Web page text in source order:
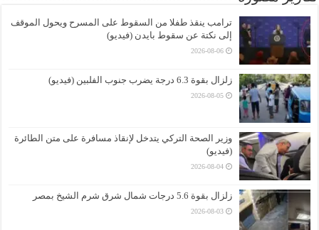
ترامب ينقذ طفلا من السقوط على المسرح ويحول الموقف
إلى نكتة عن سقوط بايدن (فيديو)
2026-08-06
زلزال بقوة 6.3 درجة يضرب جنوب الفلبين (فيديو)
2026-08-05
وزير الصحة التركي يتدخل لإنقاذ مسافرة على متن الطائرة
(فيديو)
2026-08-04
زلزال بقوة 5.6 درجات شمال شرق شرم الشيخ بمصر
2026-08-03